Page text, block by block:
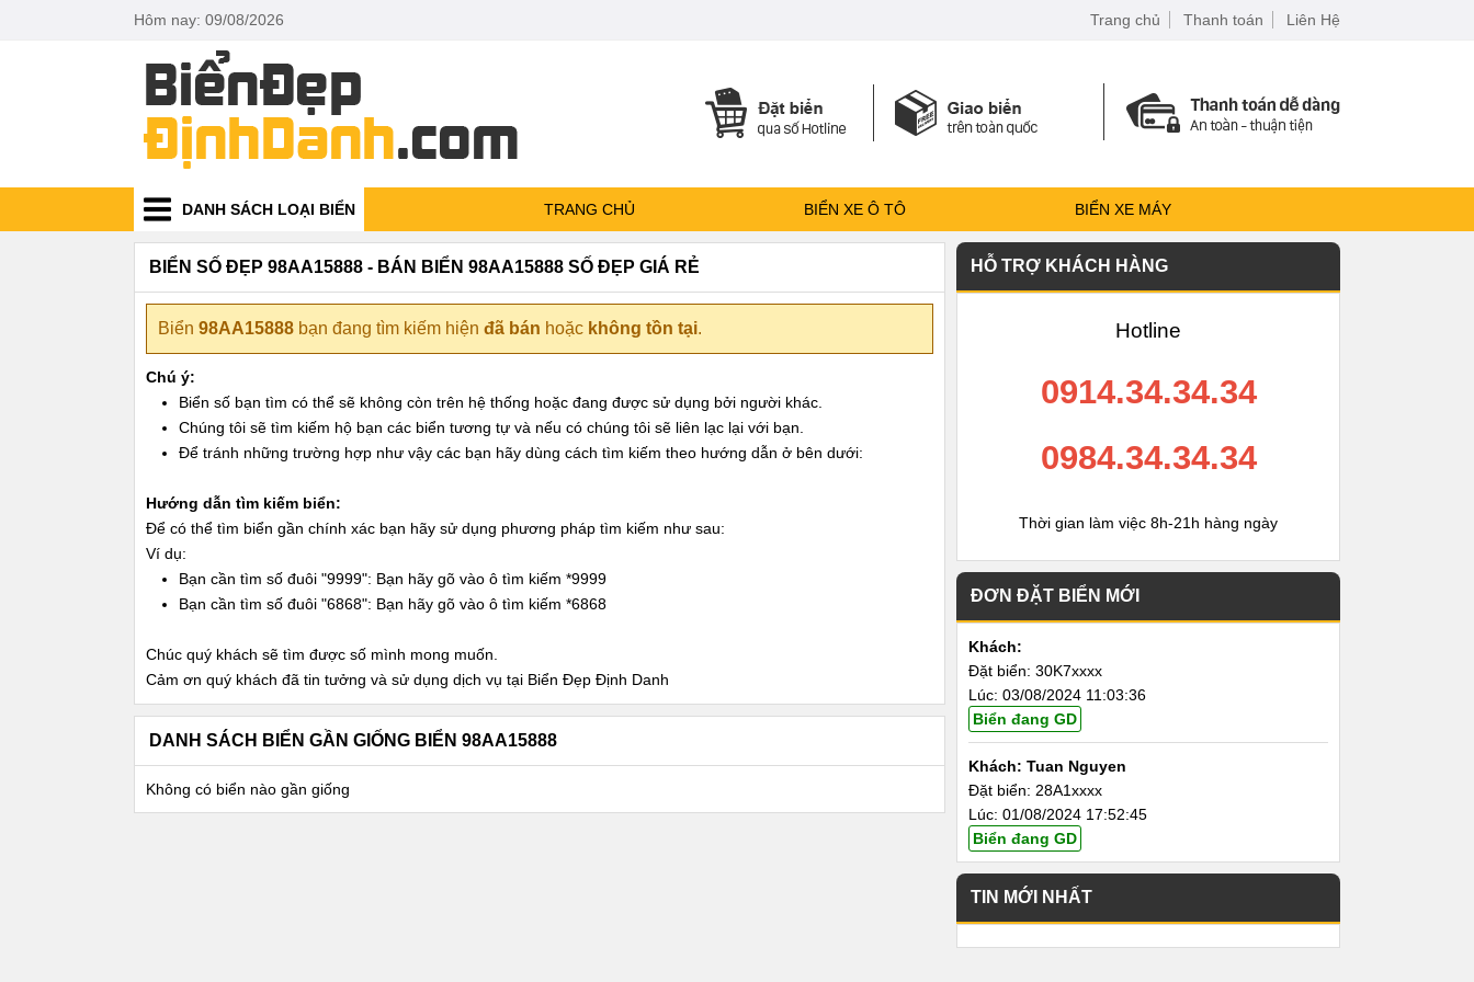
Hôm nay: 09/08/2026 Trang chủ Thanh toán Liên Hệ
DANH SÁCH LOẠI BIỂN TRANG CHỦ BIỂN XE Ô TÔ BIỂN XE MÁY
BIỂN SỐ ĐẸP 98AA15888 - BÁN BIỂN 98AA15888 SỐ ĐẸP GIÁ RẺ
Biển 98AA15888 bạn đang tìm kiếm hiện đã bán hoặc không tồn tại.
Chú ý:
Biển số bạn tìm có thể sẽ không còn trên hệ thống hoặc đang được sử dụng bởi người khác.
Chúng tôi sẽ tìm kiếm hộ bạn các biển tương tự và nếu có chúng tôi sẽ liên lạc lại với bạn.
Để tránh những trường hợp như vậy các bạn hãy dùng cách tìm kiếm theo hướng dẫn ở bên dưới:
Hướng dẫn tìm kiếm biển:
Để có thể tìm biển gần chính xác bạn hãy sử dụng phương pháp tìm kiếm như sau:
Ví dụ:
Bạn cần tìm số đuôi "9999": Bạn hãy gõ vào ô tìm kiếm *9999
Bạn cần tìm số đuôi "6868": Bạn hãy gõ vào ô tìm kiếm *6868
Chúc quý khách sẽ tìm được số mình mong muốn.
Cảm ơn quý khách đã tin tưởng và sử dụng dịch vụ tại Biển Đẹp Định Danh
DANH SÁCH BIỂN GẦN GIỐNG BIỂN 98AA15888
Không có biển nào gần giống
HỖ TRỢ KHÁCH HÀNG
Hotline
0914.34.34.34
0984.34.34.34
Thời gian làm việc 8h-21h hàng ngày
ĐƠN ĐẶT BIỂN MỚI
Khách:
Đặt biển: 30K7xxxx
Lúc: 03/08/2024 11:03:36
Biển đang GD
Khách: Tuan Nguyen
Đặt biển: 28A1xxxx
Lúc: 01/08/2024 17:52:45
Biển đang GD
TIN MỚI NHẤT